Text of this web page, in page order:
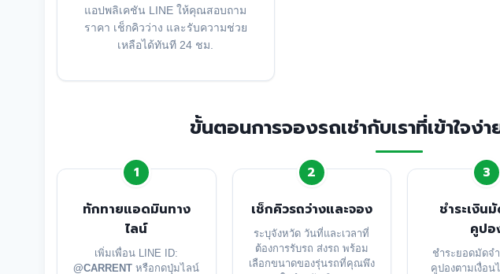
แอปพลิเคชัน LINE ให้คุณสอบถาม
ราคา เช็กคิวว่าง และรับความช่วย
เหลือได้ทันที 24 ชม.
ขั้นตอนการจองรถเช่ากับเราที่เข้าใจง่
1
ทักทายแอดมินทาง
ไลน์
เพิ่มเพื่อน LINE ID:
@CARRENT หรือกดปุ่มไลน์
2
เช็กคิวรถว่างและจอง
ระบุจังหวัด วันที่และเวลาที่
ต้องการรับรถ ส่งรถ พร้อม
เลือกขนาดของรุ่นรถที่คุณพึง
3
ชำระเงิน
คูปอ
ชำระยอดมัดจ
คูปองตามเงื่อน